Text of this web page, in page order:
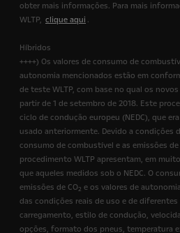
obter mais informações. Para mais
WLTP, clique aqui .
Híbridos
++++) Os valores de consumo de
autonomia mencionados estão em
de teste WLTP, com base no qual os
partir de 1 de setembro de 2018. Este
ciclo de condução europeu (NEDC), que
usado anteriormente. Devido a condições
consumo de combustível e as emissões de
procedimento WLTP apresentam, em
que aqueles medidos sob o NEDC. O
emissões de CO2 e os valores de
das condições reais de uso e de
carregamento, estilo de condução,
opções, formato dos pneus, temperatura